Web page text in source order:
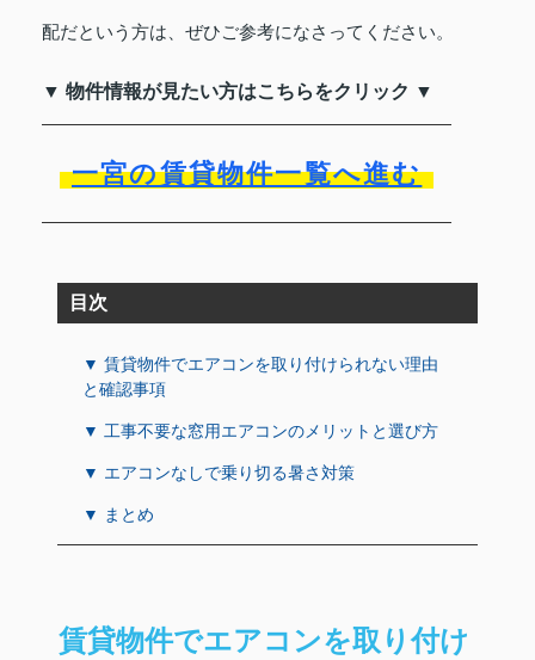
配だという方は、ぜひご参考になさってください。
▼ 物件情報が見たい方はこちらをクリック ▼
一宮の賃貸物件一覧へ進む
目次
▼ 賃貸物件でエアコンを取り付けられない理由
と確認事項
▼ 工事不要な窓用エアコンのメリットと選び方
▼ エアコンなしで乗り切る暑さ対策
▼ まとめ
賃貸物件でエアコンを取り付け